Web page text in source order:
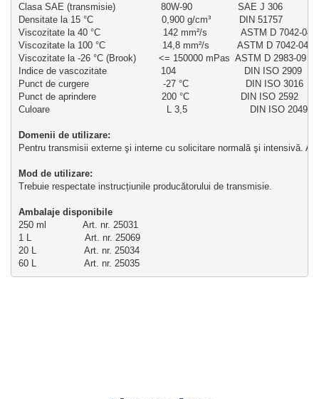
Clasa SAE (transmisie)                80W-90                SAE J 306
Densitate la 15 °C                        0,900 g/cm³          DIN 51757
Viscozitate la 40 °C                      142 mm²/s            ASTM D 7042-04
Viscozitate la 100 °C                    14,8 mm²/s          ASTM D 7042-04
Viscozitate la -26 °C (Brook)        <= 150000 mPas  ASTM D 2983-09
Indice de vascozitate                   104                        DIN ISO 2909
Punct de curgere                          -27 °C                    DIN ISO 3016
Punct de aprindere                       200 °C                  DIN ISO 2592
Culoare                                         L 3,5                      DIN ISO 2049
Domenii de utilizare:
Pentru transmisii externe şi interne cu solicitare normală şi intensivă.
Mod de utilizare:
Trebuie respectate instrucțiunile producătorului de transmisie.
Ambalaje disponibile
250 ml             Art. nr. 25031
1 L                   Art. nr. 25069
20 L                 Art. nr. 25034
60 L                 Art. nr. 25035